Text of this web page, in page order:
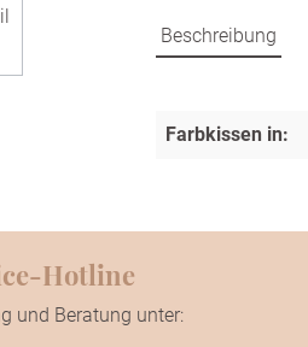
Beschreibung
Farbkissen in:
Hotline
und Beratung unter: